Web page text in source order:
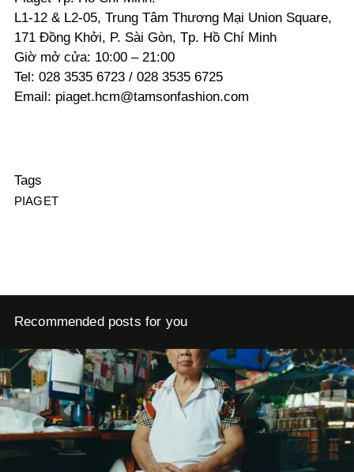
L1-12 & L2-05, Trung Tâm Thương Mại Union Square,
171 Đồng Khởi, P. Sài Gòn, Tp. Hồ Chí Minh
Giờ mở cửa: 10:00 – 21:00
Tel: 028 3535 6723 / 028 3535 6725
Email: piaget.hcm@tamsonfashion.com
Tags
PIAGET
Recommended posts for you